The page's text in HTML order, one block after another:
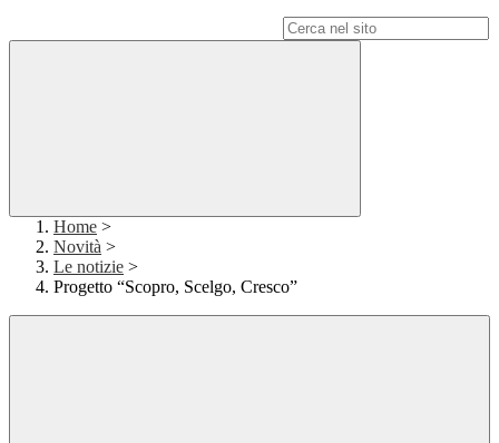
Home >
Novità >
Le notizie >
Progetto “Scopro, Scelgo, Cresco”